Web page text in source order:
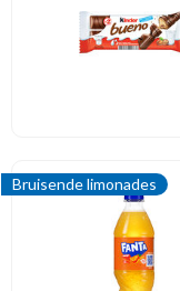
Bruisende limonades